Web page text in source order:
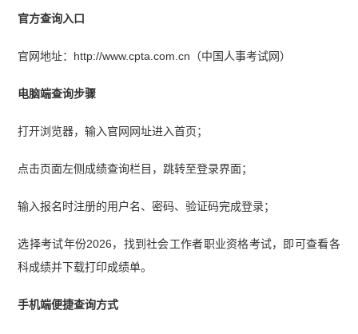
（初级）真题及答案解析】
官方查询入口
官网地址：http://www.cpta.com.cn（中国人事考试网）
电脑端查询步骤
打开浏览器，输入官网网址进入首页；
点击页面左侧成绩查询栏目，跳转至登录界面；
输入报名时注册的用户名、密码、验证码完成登录；
选择考试年份2026，找到社会工作者职业资格考试，即可查看各
科成绩并下载打印成绩单。
手机端便捷查询方式